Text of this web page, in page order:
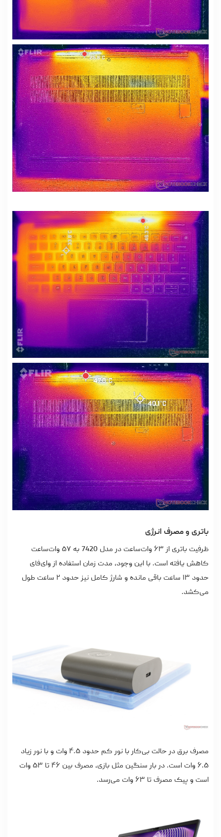
باتری و مصرف انرژی
ظرفیت باتری از ۶۳ وات‌ساعت در مدل 7420 به ۵۷ وات‌ساعت
کاهش یافته است. با این وجود، مدت زمان استفاده از وای‌فای
حدود ۱۳ ساعت باقی مانده و شارژ کامل نیز حدود ۲ ساعت طول
می‌کشد.
مصرف برق در حالت بی‌کار با نور کم حدود ۴.۵ وات و با نور زیاد
۶.۵ وات است. در بار سنگین مثل بازی، مصرف بین ۴۶ تا ۵۳ وات
است و پیک مصرف تا ۶۳ وات می‌رسد.